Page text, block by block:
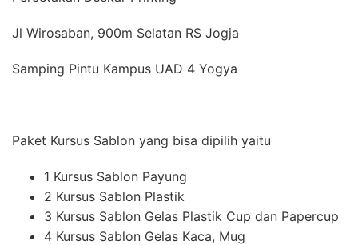
Jl Wirosaban, 900m Selatan RS Jogja
Samping Pintu Kampus UAD 4 Yogya
Paket Kursus Sablon yang bisa dipilih yaitu
1 Kursus Sablon Payung
2 Kursus Sablon Plastik
3 Kursus Sablon Gelas Plastik Cup dan Papercup
4 Kursus Sablon Gelas Kaca, Mug